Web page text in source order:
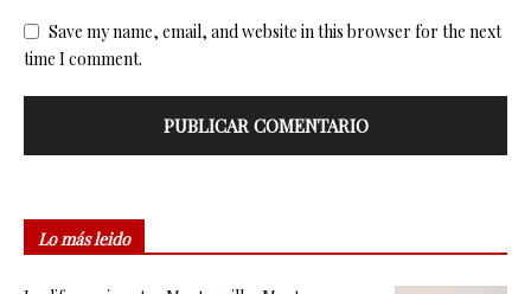
Save my name, email, and website in this browser for the next
time I comment.
Lo más leido